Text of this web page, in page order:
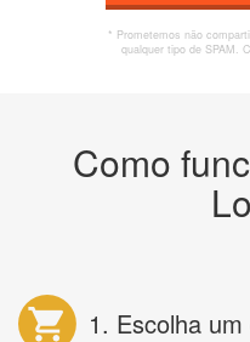
* Prometemos não
qualquer tipo de SPAM.
Como
1. Escolha